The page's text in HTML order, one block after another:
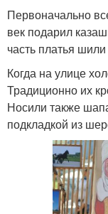
Первоначально
век подарил
часть платья
Когда на улице
Традиционно их
Носили также
подкладкой из